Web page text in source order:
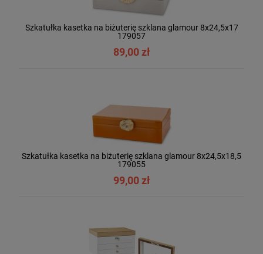
Szkatułka kasetka na biżuterię szklana glamour 8x24,5x17
179057
89,00 zł
Szkatułka kasetka na biżuterię szklana glamour 8x24,5x18,5
179055
99,00 zł